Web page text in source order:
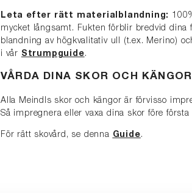
Leta efter rätt materialblandning:
mycket långsamt. Fukten förblir bredvid dina
blandning av högkvalitativ ull (t.ex. Merino)
i vår Strumpguide.
VÅRDA DINA SKOR OCH KÄNGOR
Alla Meindls skor och kängor är förvisso
Så impregnera eller vaxa dina skor före första
För rätt skovård, se denna Guide.